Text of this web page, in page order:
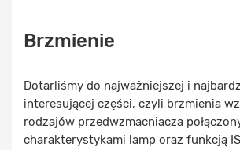
Brzmienie
Dotarliśmy do najważniejszej i
interesującej części, czyli brzmienia
rodzajów przedwzmacniacza
charakterystykami lamp oraz funkcją